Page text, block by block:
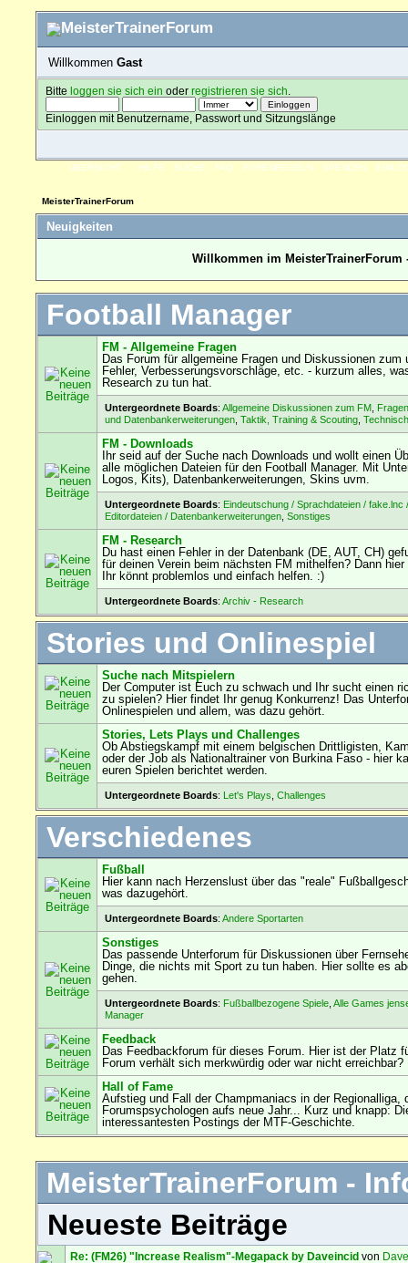
Willkommen Gast
Bitteloggen sie sich ein oderregistrieren sie sich
Einloggen mit Benutzername, Passwort und Sitzungslänge
ÜBERSICHT HILFE SUCHE FAQ FORENREGELN SPENDEN
MeisterTrainerForum
Neuigkeiten
Willkommen im
Football Manager
FM - Allgemeine Fragen
Das Forum für allgemeine Fragen und Diskussionen zum
Fehler, Verbesserungsvorschläge, etc. - kurzum alles,
Research zu tun hat.
Untergeordnete Boards: Allgemeine Diskussionen zum FM,
und Datenbankerweiterungen, Taktik, Training & Scouting,
FM - Downloads
Ihr seid auf der Suche nach Downloads und wollt einen
alle möglichen Dateien für den Football Manager. Mit
Logos, Kits), Datenbankerweiterungen, Skins uvm.
Untergeordnete Boards: Eindeutschung / Sprachdateien / fake.lnc
Editordateien / Datenbankerweiterungen, Sonstiges
FM - Research
Du hast einen Fehler in der Datenbank (DE, AUT, CH)
für deinen Verein beim nächsten FM mithelfen? Dann
Ihr könnt problemlos und einfach helfen. :)
Untergeordnete Boards: Archiv - Research
Stories und Onlinespiel
Suche nach Mitspielern
Der Computer ist Euch zu schwach und Ihr sucht einen
zu spielen? Hier findet Ihr genug Konkurrenz! Das
Onlinespielen und allem, was dazu gehört.
Stories, Lets Plays und Challenges
Ob Abstiegskampf mit einem belgischen Drittligisten,
oder der Job als Nationaltrainer von Burkina Faso - hier
euren Spielen berichtet werden.
Untergeordnete Boards: Let's Plays Challenges
Verschiedenes
Fußball
Hier kann nach Herzenslust über das "reale"
was dazugehört.
Untergeordnete Boards: Andere Sportarten
Sonstiges
Das passende Unterforum für Diskussionen über
Dinge, die nichts mit Sport zu tun haben. Hier sollte es
gehen.
Untergeordnete Boards: Fußballbezogene Spiele, Alle Games
Manager
Feedback
Das Feedbackforum für dieses Forum. Hier ist der Platz
Forum verhält sich merkwürdig oder war nicht
Hall of Fame
Aufstieg und Fall der Champmaniacs in der Regionalliga,
Forumspsychologen aufs neue Jahr... Kurz und knapp:
interessantesten Postings der MTF-Geschichte.
MeisterTrainerForum -
Neueste Beiträge
Re: (FM26) "Increase Realism"-Megapack by Daveincid von